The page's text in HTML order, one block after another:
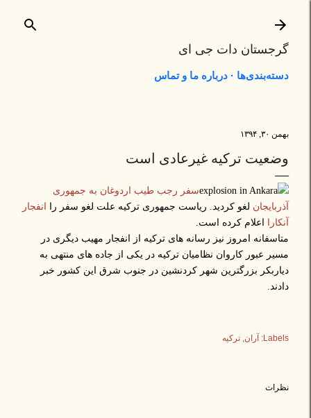
گرجستان دات جی ای
دسته‌بندی‌ها درباره ما و تماس
بهمن ۳۰, ۱۳۹۴
وضعیت ترکیه غیرعادی است
سفر رجب طیب اردوغان به جمهوری
آذربایجان لغو کردید. ریاست جمهوری ترکیه علت لغو سفر را
انفجار
آنکارا
اعلام کرده است.
متاسفانه امروز نیز رسانه های ترکیه از انفجار مهیب دیگری در
مسیر عبور کاروان نظامیان ترکیه در یکی از جاده های منتهی به
دیاربکر بزرگترین شهر کردنشین در جنوب شرق این کشور خبر
دادند.
Labels: آران ترکیه
نظرات